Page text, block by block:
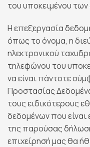
του υποκειμένου
Η επεξεργασία
όπως το όνομα, η
ηλεκτρονικού
τηλεφώνου του
να είναι πάντοτε
Προστασίας
τους ειδικότερους
δεδομένων που
της παρούσας
επιχείρησή μας θα